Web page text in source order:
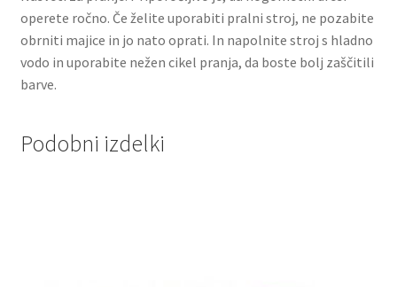
operete ročno. Če želite uporabiti pralni stroj, ne pozabite
obrniti majice in jo nato oprati. In napolnite stroj s hladno
vodo in uporabite nežen cikel pranja, da boste bolj zaščitili
barve.
Podobni izdelki